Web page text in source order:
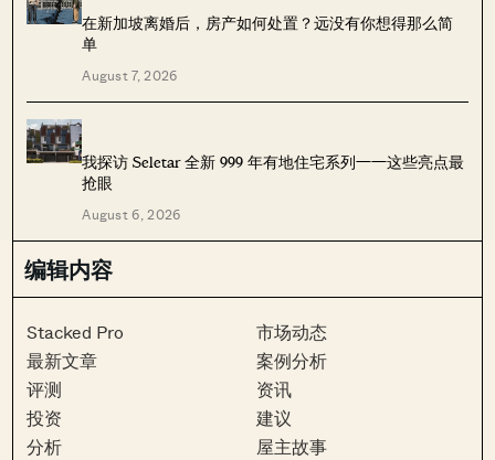
在新加坡离婚后，房产如何处置？远没有你想得那么简
单
August 7, 2026
我探访 Seletar 全新 999 年有地住宅系列——这些亮点最
抢眼
August 6, 2026
编辑内容
Stacked Pro
最新文章
评测
投资
分析
市场动态
案例分析
资讯
建议
屋主故事